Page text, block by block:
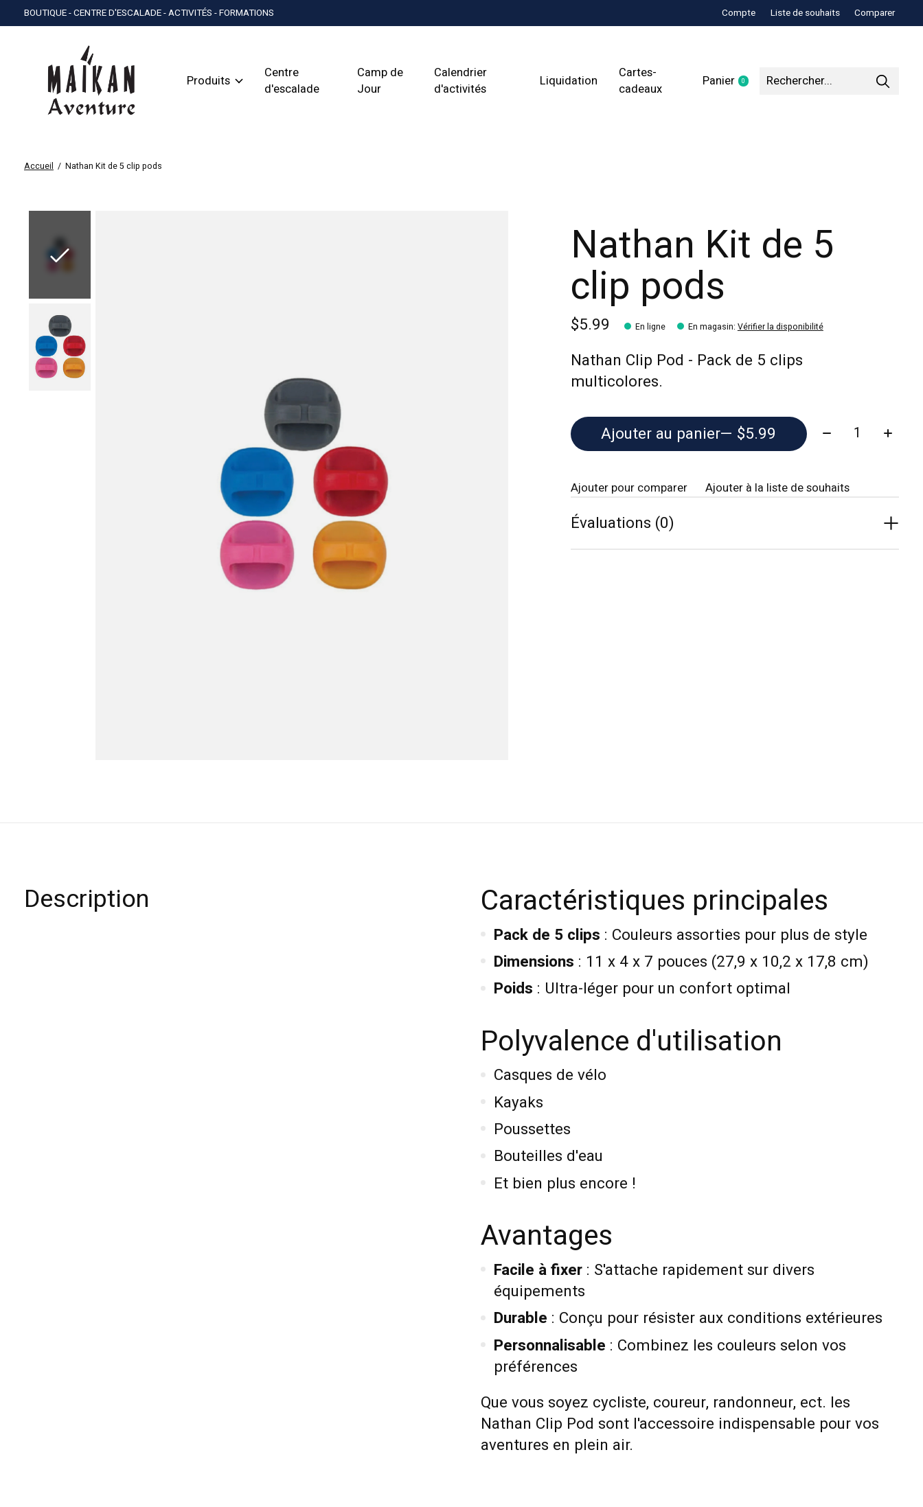
BOUTIQUE - CENTRE D'ESCALADE - ACTIVITÉS - FORMATIONS Compte Liste de souhaits Comparer
Produits
Centre
d'escalade
Camp de
Jour
Calendrier
d'activités
Liquidation
Cartes-
cadeaux
Panier 0items
Accueil / Nathan Kit de 5 clip pods
Nathan Kit de 5
clip pods
$5.99 En ligne En magasin: Vérifier la disponibilité
Nathan Clip Pod - Pack de 5 clips
multicolores.
Ajouter au panier — $5.99 Quantité:
Ajouter pour comparer Ajouter à la liste de souhaits
Évaluations (0)
Description Caractéristiques principales
Pack de 5 clips : Couleurs assorties pour plus de style
Dimensions : 11 x 4 x 7 pouces (27,9 x 10,2 x 17,8 cm)
Poids : Ultra-léger pour un confort optimal
Polyvalence d'utilisation
Casques de vélo
Kayaks
Poussettes
Bouteilles d'eau
Et bien plus encore !
Avantages
Facile à fixer: S'attache rapidement sur divers
équipements
Durable : Conçu pour résister aux conditions extérieures
Personnalisable : Combinez les couleurs selon vos
préférences
Que vous soyez cycliste, coureur, randonneur, ect. les
Nathan Clip Pod sont l'accessoire indispensable pour vos
aventures en plein air.